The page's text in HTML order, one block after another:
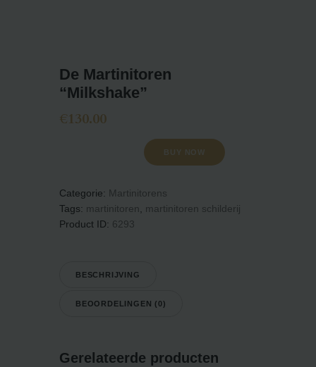
HOME
TATTOOS
WORKSHOPS
SHOP
CONTACTS
De Martinitoren
“Milkshake”
€130.00
BUY NOW
Categorie: Martinitorens
Tags: martinitoren
martinitoren schilderij
Product ID: 6293
BESCHRIJVING
BEOORDELINGEN (0)
Gerelateerde producten